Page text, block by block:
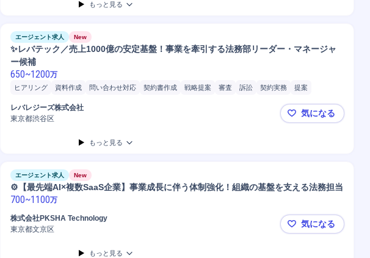
もっと見る
エージェント求人 New
✨レバテック／売上1000億の安定基盤！事業を牽引する法務部リーダー・マネージャ
ー候補
650~1200万
ヒアリング 資料作成 問い合わせ対応 契約書作成 戦略提案 審査 訴訟 契約実務
提案
顧客折衝
マネジメント
レバレジーズ株式会社
東京都渋谷区
✨レバテッ
気になる
もっと見る
エージェント求人 New
⚙️【最先端AI×複数SaaS企業】事業成長に伴う体制強化！組織の基盤を支える法務担当
700~1100万
株式会社PKSHA Technology
東京都文京区
⚙️【最先端
気になる
もっと見る